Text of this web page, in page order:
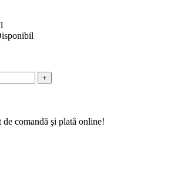
+
comandă şi plată online!